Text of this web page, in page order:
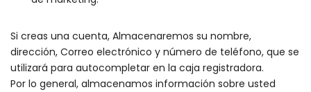
Si creas una cuenta, Almacenaremos su nombre,
dirección, Correo electrónico y número de teléfono, que se
utilizará para autocompletar en la caja registradora.
Por lo general, almacenamos información sobre usted